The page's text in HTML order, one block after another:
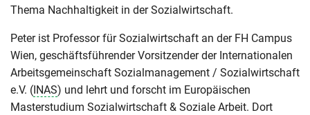
Thema Nachhaltigkeit in der Sozialwirtschaft.
Peter ist Professor für Sozialwirtschaft an der FH Campus
Wien, geschäftsführender Vorsitzender der Internationalen
Arbeitsgemeinschaft Sozialmanagement / Sozialwirtschaft
e.V. (INAS) und lehrt und forscht im Europäischen
Masterstudium Sozialwirtschaft & Soziale Arbeit. Dort